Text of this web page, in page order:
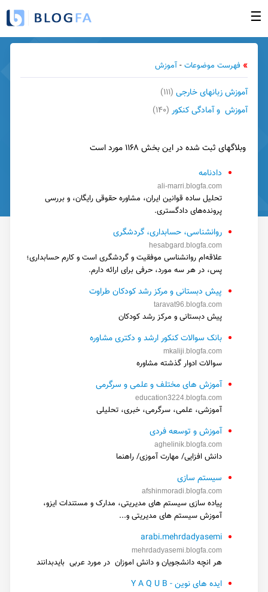
☰
ورود به بخش مدیریت
ساخت وبلاگ جدید
وبلاگهای بروز شده
گزارش تخلف
تبلیغات در وبلاگها
» فهرست موضوعات -آموزش
آموزش زبانهای خارجی (۱۱۱)
آموزش و آمادگی کنکور (۱۴۰)
وبلاگهای ثبت شده در این بخش ۱۱۶۸ مورد است
دادنامه
ali-marri.blogfa.com
تحلیل ساده قوانین ایران، مشاوره حقوقی رایگان، و بررسی
پرونده‌های دادگستری.
روانشناسی، حسابداری، گردشگری
hesabgard.blogfa.com
علاقه‌ام روانشناسی موفقیت و گردشگری است و کارم حسابداری؛
پس، در هر سه مورد، حرفی برای ارائه دارم.
پیش دبستانی و مرکز رشد کودکان طراوت
taravat96.blogfa.com
پیش دبستانی و مرکز رشد کودکان
بانک سوالات کنکور ارشد و دکتری مشاوره
mkaliji.blogfa.com
سوالات ادوار گذشته مشاوره
آموزش های مختلف و علمی و سرگرمی
education3224.blogfa.com
آموزشی، علمی، سرگرمی، خبری، تحلیلی
آموزش و توسعه فردی
aghelinik.blogfa.com
دانش افزایی/ مهارت آموزی/ راهنما
سیستم سازی
afshinmoradi.blogfa.com
پیاده سازی سیستم های مدیریتی، مدارک و مستندات ایزو،
آموزش سیستم های مدیریتی و...
arabi.mehrdadyasemi
mehrdadyasemi.blogfa.com
هر انچه دانشجویان و دانش اموزان در مورد عربی بایدبدانند
ایده های نوین - Y A Q U B